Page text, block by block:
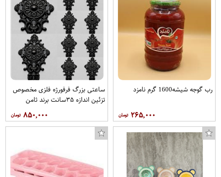
رب گوجه شیشه1600 گرم نامزد
۲۶۵,۰۰۰
ساعتی بزرگ فرفورژه فلزی مخصوص
تزئین اندازه ۳۵سانت برند ثامن
۸۵۰,۰۰۰